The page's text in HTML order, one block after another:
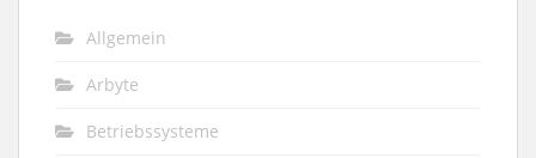
Allgemein
Arbyte
Betriebssysteme